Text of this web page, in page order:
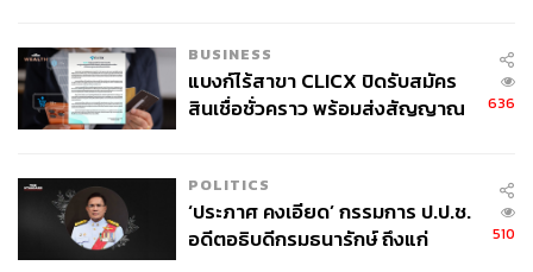
BUSINESS
แบงก์ไร้สาขา CLICX ปิดรับสมัคร
สินเชื่อชั่วคราว พร้อมส่งสัญญาณ
636
POLITICS
‘ประภาศ คงเอียด’ กรรมการ ป.ป.ช.
อดีตอธิบดีกรมธนารักษ์ ถึงแก่
510